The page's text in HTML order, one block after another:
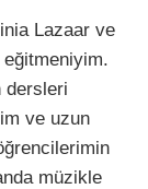
a
Lazaar ve
dersleri
ve uzun
müzikle